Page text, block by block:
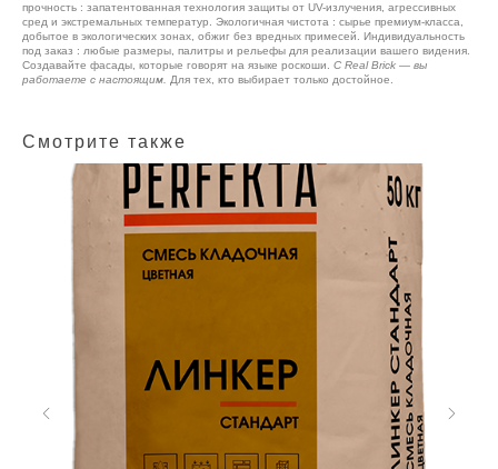
прочность : запатентованная технология защиты от UV-излучения, агрессивных
сред и экстремальных температур. Экологичная чистота : сырье премиум-класса,
добытое в экологических зонах, обжиг без вредных примесей. Индивидуальность
под заказ : любые размеры, палитры и рельефы для реализации вашего видения.
Создавайте фасады, которые говорят на языке роскоши. С Real Brick — вы
работаете с настоящим.
Для тех, кто выбирает только достойное.
Смотрите также